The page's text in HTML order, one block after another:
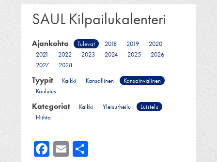
SAUL Kilpailukalenteri
Ajankohta Tulevat 2018 2019
2020
2021
2022 2023 2024 2025
2026
2027
2028
Tyypit Kaikki Kansallinen
Kansainvälinen
Koulutus
Kategoriat Kaikki Yleisurheilu
Luistelu
Hiihto
Facebook
Email